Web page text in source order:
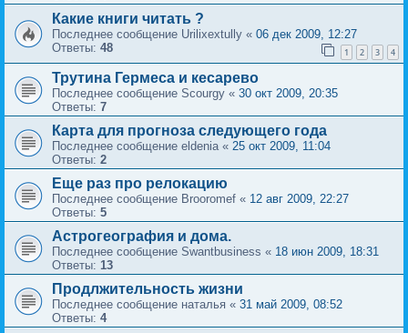
Какие книги читать ?
Последнее сообщение Urilixextully « 06 дек 2009, 12:27
Ответы: 48 1 2 3 4
Трутина Гермеса и кесарево
Последнее сообщение Scourgy « 30 окт 2009, 20:35
Ответы: 7
Карта для прогноза следующего года
Последнее сообщение eldenia« 25 окт 2009, 11:04
Ответы: 2
Еще раз про релокацию
Последнее сообщение Brooromef « 12 авг 2009, 22:27
Ответы: 5
Астрогеография и дома.
Последнее сообщение Swantbusiness « 18 июн 2009, 18:31
Ответы: 13
Продлжительность жизни
Последнее сообщение наталья « 31 май 2009, 08:52
Ответы: 4